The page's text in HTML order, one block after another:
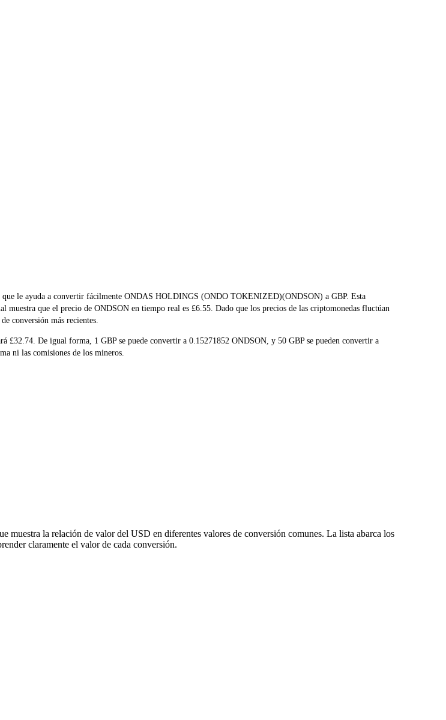
le ayuda a convertir fácilmente ONDAS HOLDINGS (ONDO TOKENIZED)(ONDSON) a GBP. Esta
que el precio de ONDSON en tiempo real es £6.55. Dado que los precios de las criptomonedas fluctúan
conversión más recientes.
De igual forma, 1 GBP se puede convertir a 0.15271852 ONDSON, y 50 GBP se pueden convertir a
ni las comisiones de los mineros.
la relación de valor del USD en diferentes valores de conversión comunes. La lista abarca los
claramente el valor de cada conversión.